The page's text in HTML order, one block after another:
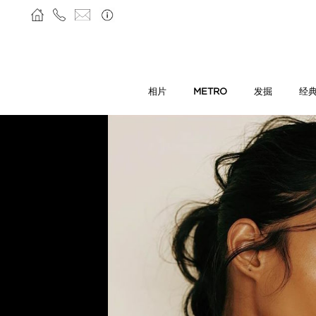
相片 METRO 发掘 经